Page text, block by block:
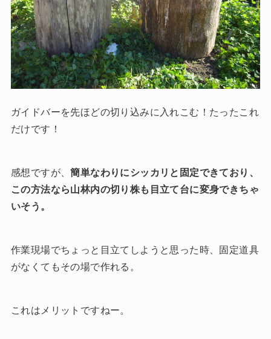
ガイドバーを先ほどの切り込みに入れこむ！たったこれ
だけです！
感想ですが、簡単なわりにシッカリと固定できており、
この方法なら山林内の切り株も目立て台に変身できちゃ
いそう。
作業現場でちょっと目立てしようと思った時、固定道具
がなくてもその場で作れる。
これはメリットですねー。